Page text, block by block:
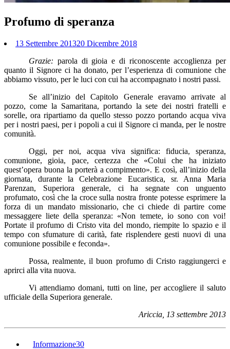
Profumo di speranza
13 Settembre 201320 Dicembre 2018
Grazie: parola di gioia e di riconoscente accoglienza per
quanto il Signore ci ha donato, per l’esperienza di comunione che
abbiamo vissuto, per le luci con cui ha accompagnato i nostri passi.
Se all’inizio del Capitolo Generale eravamo arrivate al
pozzo, come la Samaritana, portando la sete dei nostri fratelli e
sorelle, ora ripartiamo da quello stesso pozzo portando acqua viva
per i nostri paesi, per i popoli a cui il Signore ci manda, per le nostre
comunità.
Oggi, per noi, acqua viva significa: fiducia, speranza,
comunione, gioia, pace, certezza che «Colui che ha iniziato
quest’opera buona la porterà a compimento». E così, all’inizio della
giornata, durante la Celebrazione Eucaristica, sr. Anna Maria
Parenzan, Superiora generale, ci ha segnate con unguento
profumato, così che la croce sulla nostra fronte potesse esprimere la
forza di un mandato missionario, che ci chiede di partire come
messaggere liete della speranza: «Non temete, io sono con voi!
Portate il profumo di Cristo vita del mondo, riempite lo spazio e il
tempo con sfumature di carità, fate risplendere gesti nuovi di una
comunione possibile e feconda».
Possa, realmente, il buon profumo di Cristo raggiungerci e
aprirci alla vita nuova.
Vi attendiamo domani, tutti on line, per accogliere il saluto
ufficiale della Superiora generale.
Ariccia, 13 settembre 2013
Informazione30